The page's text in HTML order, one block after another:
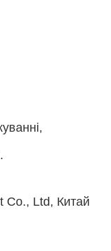
Co., Ltd, Китай